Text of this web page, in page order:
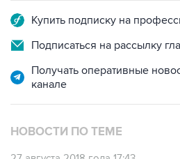
Подписаться на рассылку
Получать оперативные
НОВОСТИ ПО ТЕМЕ
27 августа 2018 года 17:43